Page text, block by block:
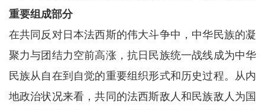
重要组成部分
在共同反对日本法西斯的伟大斗争中，中华民族的凝
聚力与团结力空前高涨，抗日民族统一战线成为中华
民族从自在到自觉的重要组织形式和历史过程。从内
地政治状况来看，共同的法西斯敌人和民族敌人为国